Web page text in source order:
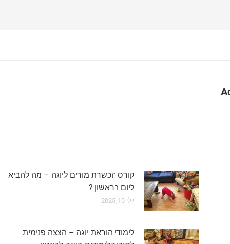
קורס הכשרת מורים ליוגה – מה להביא
ליום הראשון ?
יולי 10, 2025
לימודי הוראת יוגה – הצצה פנימית